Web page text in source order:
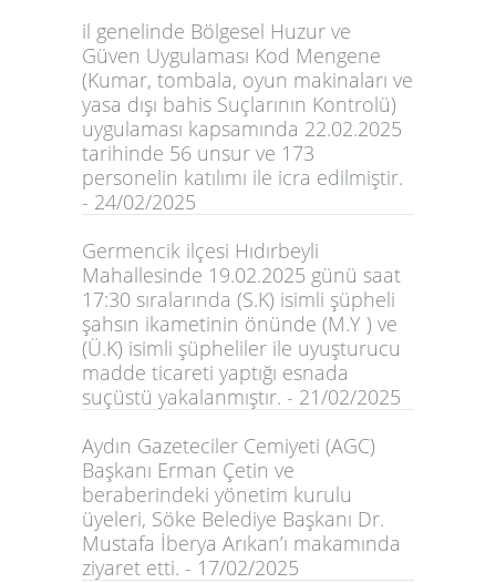
il genelinde Bölgesel Huzur ve
Güven Uygulaması Kod Mengene
(Kumar, tombala, oyun makinaları ve
yasa dışı bahis Suçlarının Kontrolü)
uygulaması kapsamında 22.02.2025
tarihinde 56 unsur ve 173
personelin katılımı ile icra edilmiştir.
- 24/02/2025
Germencik ilçesi Hıdırbeyli
Mahallesinde 19.02.2025 günü saat
17:30 sıralarında (S.K) isimli şüpheli
şahsın ikametinin önünde (M.Y ) ve
(Ü.K) isimli şüpheliler ile uyuşturucu
madde ticareti yaptığı esnada
suçüstü yakalanmıştır. - 21/02/2025
Aydın Gazeteciler Cemiyeti (AGC)
Başkanı Erman Çetin ve
beraberindeki yönetim kurulu
üyeleri, Söke Belediye Başkanı Dr.
Mustafa İberya Arıkan’ı makamında
ziyaret etti. - 17/02/2025